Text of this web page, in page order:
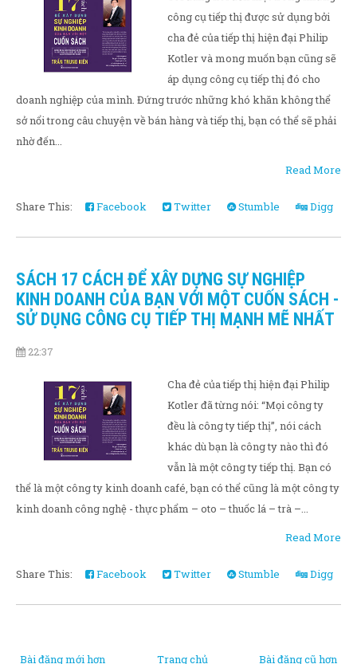
công cụ tiếp thị được sử dụng bởi
cha đẻ của tiếp thị hiện đại Philip
Kotler và mong muốn bạn cũng sẽ
áp dụng công cụ tiếp thị đó cho
doanh nghiệp của mình. Đứng trước những khó khăn không thể
sở nổi trong câu chuyện về bán hàng và tiếp thị, bạn có thể sẽ phải
nhờ đến...
Read More
Share This: Facebook Twitter Stumble Digg
SÁCH 17 CÁCH ĐỂ XÂY DỰNG SỰ NGHIỆP
KINH DOANH CỦA BẠN VỚI MỘT CUỐN SÁCH -
SỬ DỤNG CÔNG CỤ TIẾP THỊ MẠNH MẼ NHẤT
22:37
Cha đẻ của tiếp thị hiện đại Philip
Kotler đã từng nói: “Mọi công ty
đều là công ty tiếp thị”, nói cách
khác dù bạn là công ty nào thì đó
vẫn là một công ty tiếp thị. Bạn có
thể là một công ty kinh doanh café, bạn có thể cũng là một công ty
kinh doanh công nghệ - thực phẩm – oto – thuốc lá – trà –...
Read More
Share This: Facebook Twitter Stumble Digg
Bài đăng mới hơn Bài đăng cũ hơn
Trang chủ